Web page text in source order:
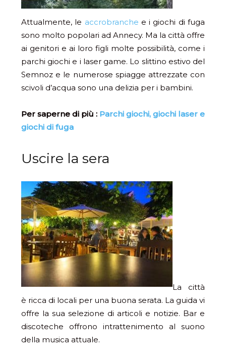
Attualmente, le accrobranche e i giochi di fuga
sono molto popolari ad Annecy. Ma la città offre
ai genitori e ai loro figli molte possibilità, come i
parchi giochi e i laser game. Lo slittino estivo del
Semnoz e le numerose spiagge attrezzate con
scivoli d’acqua sono una delizia per i bambini.
Per saperne di più : Parchi giochi, giochi laser e
giochi di fuga
Uscire la sera
La città
è ricca di locali per una buona serata. La guida vi
offre la sua selezione di articoli e notizie. Bar e
discoteche offrono intrattenimento al suono
della musica attuale.